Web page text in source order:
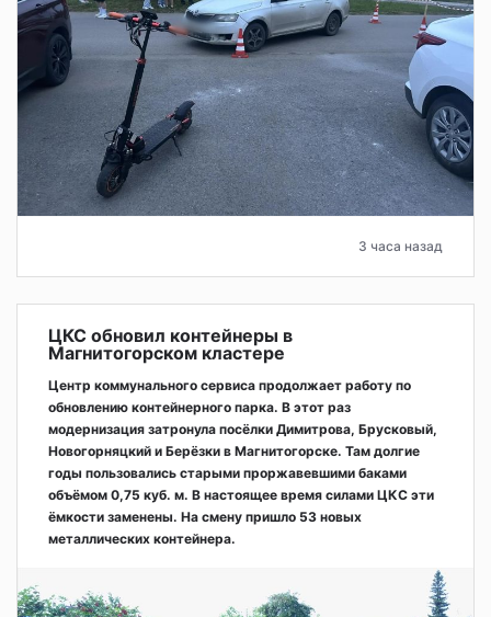
3 часа назад
ЦКС обновил контейнеры в
Магнитогорском кластере
Центр коммунального сервиса продолжает работу по
обновлению контейнерного парка. В этот раз
модернизация затронула посёлки Димитрова, Брусковый,
Новогорняцкий и Берёзки в Магнитогорске. Там долгие
годы пользовались старыми проржавевшими баками
объёмом 0,75 куб. м. В настоящее время силами ЦКС эти
ёмкости заменены. На смену пришло 53 новых
металлических контейнера.